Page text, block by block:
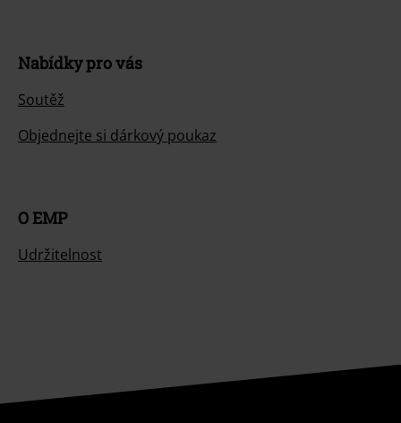
Nabídky pro vás
Soutěž
Objednejte si dárkový poukaz
O EMP
Udržitelnost